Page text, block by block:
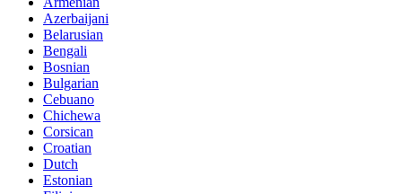
Azerbaijani
Belarusian
Bengali
Bosnian
Bulgarian
Cebuano
Chichewa
Corsican
Croatian
Dutch
Estonian